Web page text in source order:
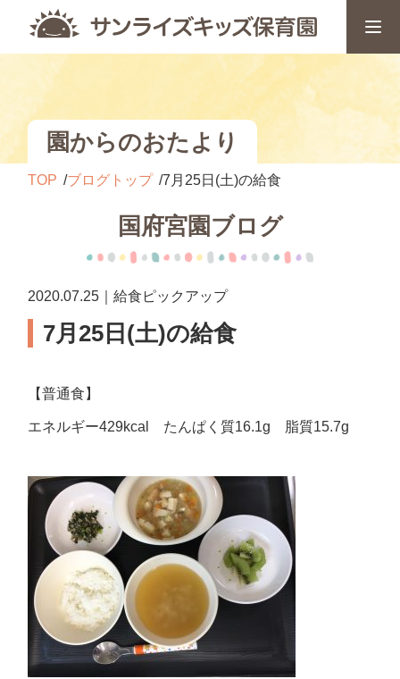
園からのおたより
TOP ブログトップ 7月25日(土)の給食
国府宮園ブログ
2020.07.25｜給食ピックアップ
7月25日(土)の給食
【普通食】
エネルギー429kcal たんぱく質16.1g 脂質15.7g